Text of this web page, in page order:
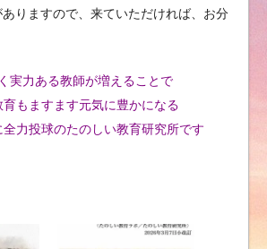
りますので、来ていただければ、お分
実力ある教師が増えることで
育もますます元気に豊かになる
力投球のたのしい教育研究所です